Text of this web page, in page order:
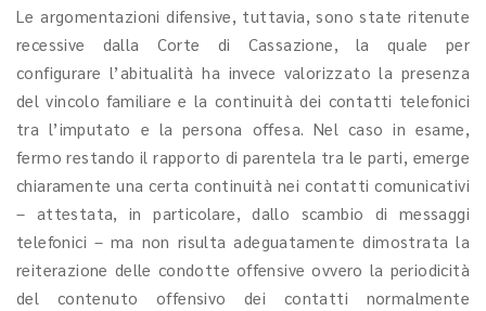
Le argomentazioni difensive, tuttavia, sono state ritenute
recessive dalla Corte di Cassazione, la quale per
configurare l’abitualità ha invece valorizzato la presenza
del vincolo familiare e la continuità dei contatti telefonici
tra l’imputato e la persona offesa. Nel caso in esame,
fermo restando il rapporto di parentela tra le parti, emerge
chiaramente una certa continuità nei contatti comunicativi
– attestata, in particolare, dallo scambio di messaggi
telefonici – ma non risulta adeguatamente dimostrata la
reiterazione delle condotte offensive ovvero la periodicità
del contenuto offensivo dei contatti normalmente